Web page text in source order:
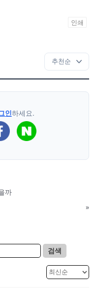
인쇄
인하세요.
까
»
검색